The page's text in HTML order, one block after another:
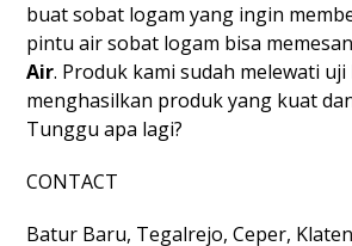
buat sobat logam yang ingin
pintu air sobat logam bisa
Air. Produk kami sudah melewati
menghasilkan produk yang kuat
Tunggu apa lagi?
CONTACT
Batur Baru, Tegalrejo, Ceper,